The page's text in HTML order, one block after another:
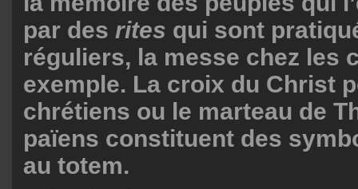
par des rites qui sont
réguliers, la messe chez les
exemple. La croix du Christ
chrétiens ou le marteau de
païens constituent des
au totem.